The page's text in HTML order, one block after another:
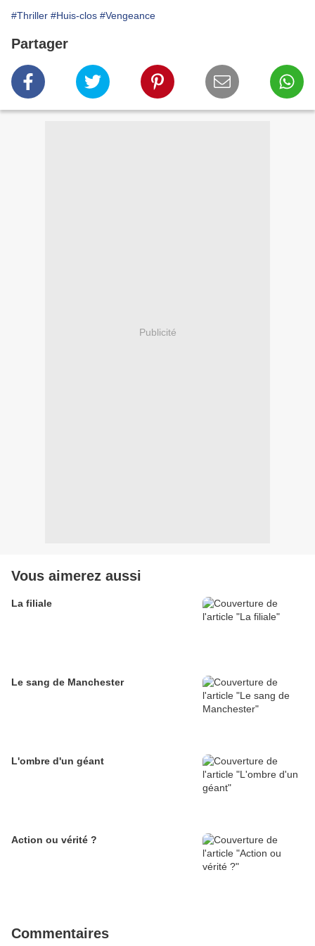
#Thriller #Huis-clos #Vengeance
Partager
Publicité
Vous aimerez aussi
La filiale
Le sang de Manchester
L'ombre d'un géant
Action ou vérité ?
Commentaires